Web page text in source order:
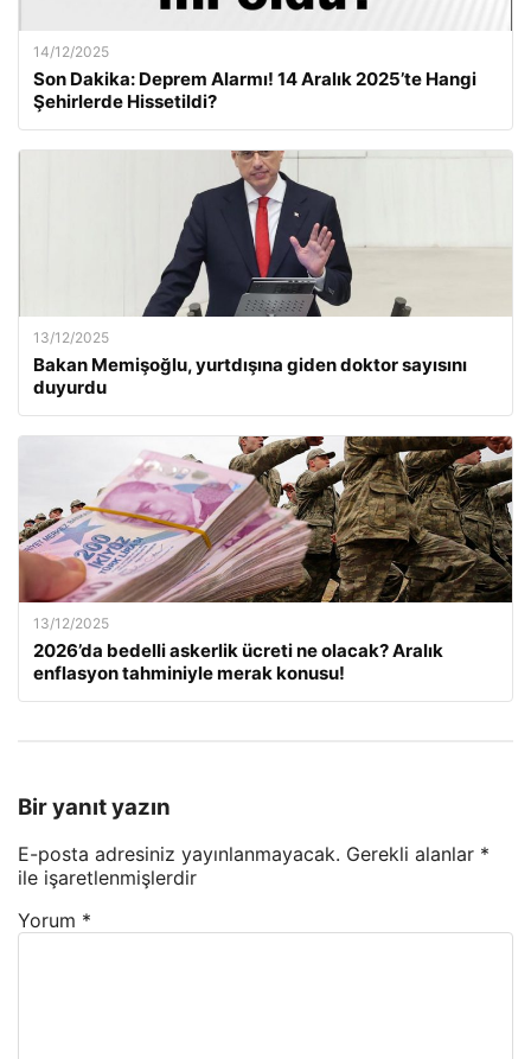
14/12/2025
Son Dakika: Deprem Alarmı! 14 Aralık 2025’te Hangi
Şehirlerde Hissetildi?
13/12/2025
Bakan Memişoğlu, yurtdışına giden doktor sayısını
duyurdu
13/12/2025
2026’da bedelli askerlik ücreti ne olacak? Aralık
enflasyon tahminiyle merak konusu!
Bir yanıt yazın
E-posta adresiniz yayınlanmayacak. Gerekli alanlar *
ile işaretlenmişlerdir
Yorum *